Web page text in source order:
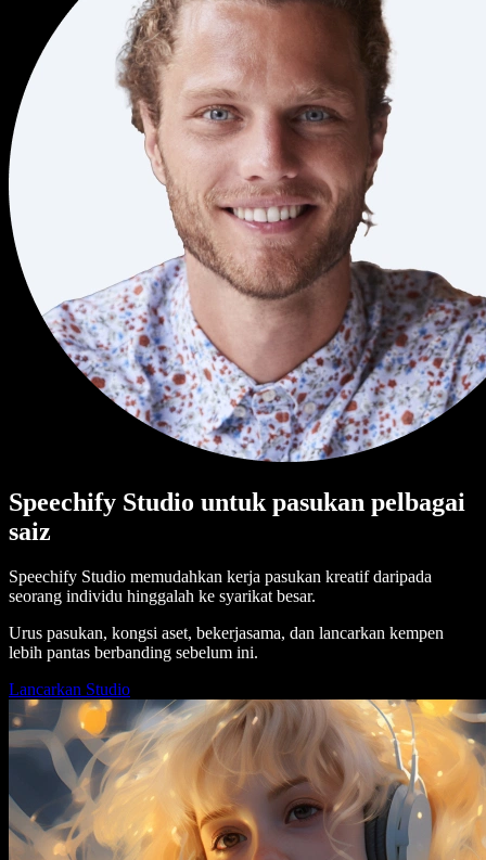
Speechify Studio untuk pasukan pelbagai
saiz
Speechify Studio memudahkan kerja pasukan kreatif daripada
seorang individu hinggalah ke syarikat besar.
Urus pasukan, kongsi aset, bekerjasama, dan lancarkan kempen
lebih pantas berbanding sebelum ini.
Lancarkan Studio